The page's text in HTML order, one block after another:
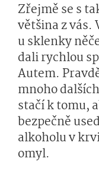
Zřejmě se s
většina z vás.
u sklenky
dali rychlou
Autem.
mnoho
stačí k tomu,
bezpečně
alkoholu v
omyl.